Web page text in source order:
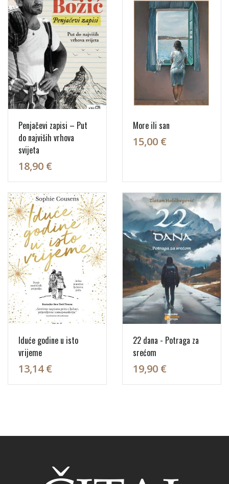
Penjačevi zapisi – Put
do najviših vrhova
svijeta
18,90 €
More ili san
15,00 €
Iduće godine u isto
vrijeme
13,14 €
22 dana - Potraga za
srećom
19,90 €